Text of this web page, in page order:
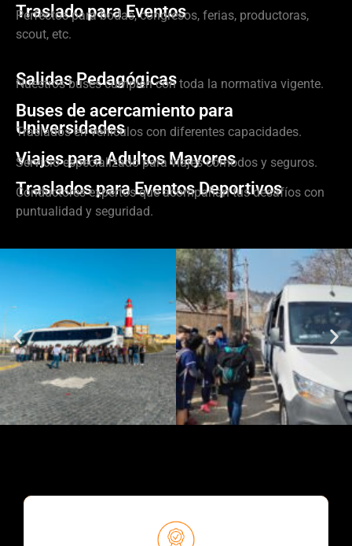
Traslado para Eventos
Perfectos para bodas, congresos, ferias, productoras,
scout, etc.
Salidas Pedagógicas
Nuestros buses cumplen con toda la normativa vigente.
Buses de acercamiento para
Universidades
Traslados en vehículos con diferentes capacidades.
Viajes para Adultos Mayores
Servicio especializado para viajes cómodos y seguros.
Traslados para Eventos Deportivos
Conductores expertos que acompañan tus desafíos con
puntualidad y seguridad.